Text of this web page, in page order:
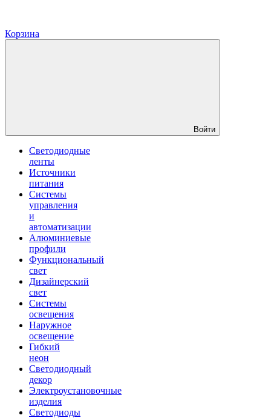
Корзина
Войти
Светодиодные
ленты
Источники
питания
Системы
управления
и
автоматизации
Алюминиевые
профили
Функциональный
свет
Дизайнерский
свет
Системы
освещения
Наружное
освещение
Гибкий
неон
Светодиодный
декор
Электроустановочные
изделия
Светодиоды